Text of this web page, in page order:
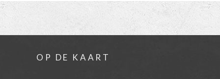
OP DE KAART